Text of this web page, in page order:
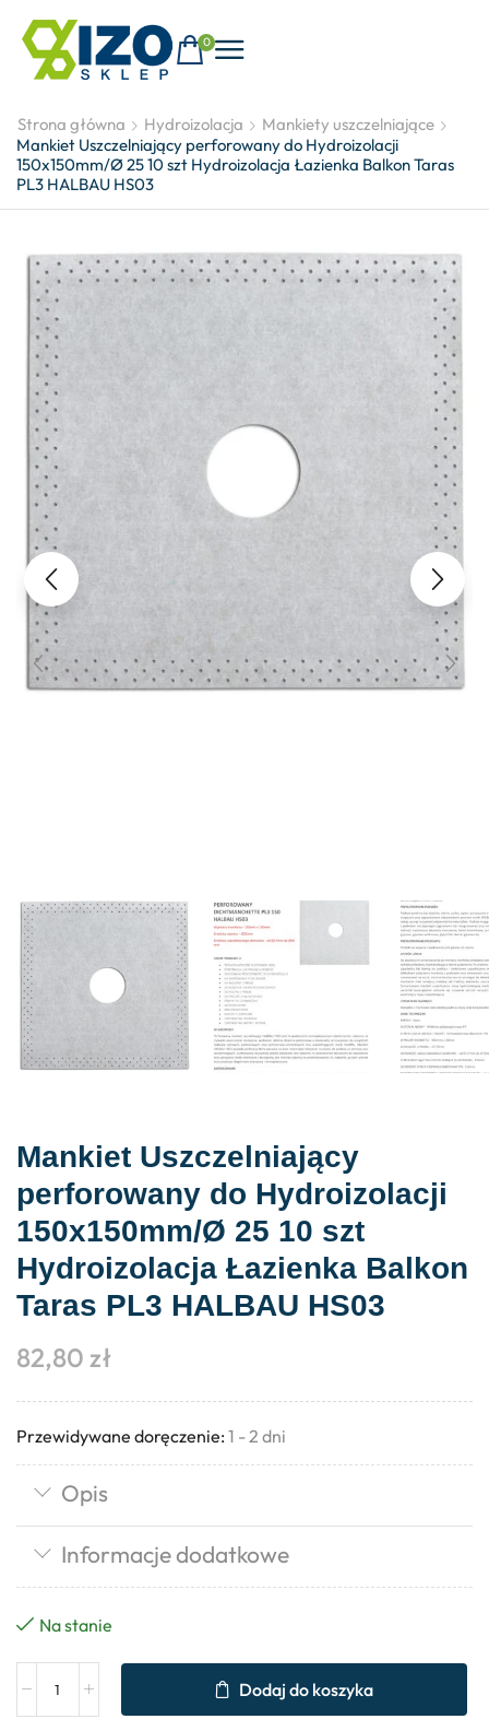
0
Strona główna Hydroizolacja
Mankiety uszczelniające
Mankiet Uszczelniający perforowany do Hydroizolacji
150x150mm/Ø 25 10 szt Hydroizolacja Łazienka Balkon Taras
PL3 HALBAU HS03
Mankiet Uszczelniający
perforowany do Hydroizolacji
150x150mm/Ø 25 10 szt
Hydroizolacja Łazienka Balkon
Taras PL3 HALBAU HS03
82,80 zł
Przewidywane doręczenie: 1 - 2 dni
Opis
Informacje dodatkowe
Na stanie
Dodaj do koszyka